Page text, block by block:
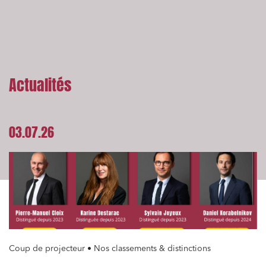
Actualités
03.07.26
Coup de projecteur • Nos classements & distinctions